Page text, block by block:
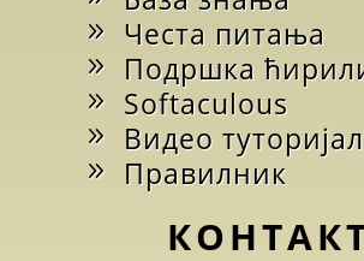
Честа питања
Подршка
Softaculous
Видео
Правилник